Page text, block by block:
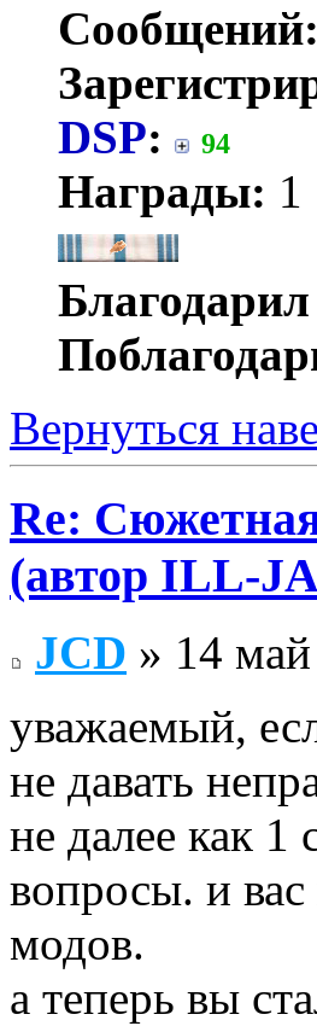
Сообщений:
DSP: 94
Награды: 1
Вернуться
Re:
(автор ILL-
JCD » 14
уважаемый,
не давать
не далее как 1
вопросы. и вас
модов.
а теперь вы